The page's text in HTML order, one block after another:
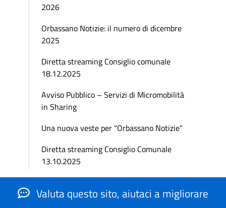
2026
Orbassano Notizie: il numero di dicembre
2025
Diretta streaming Consiglio comunale
18.12.2025
Avviso Pubblico – Servizi di Micromobilità
in Sharing
Una nuova veste per “Orbassano Notizie”
Diretta streaming Consiglio Comunale
13.10.2025
Valuta questo sito, aiutaci a migliorare